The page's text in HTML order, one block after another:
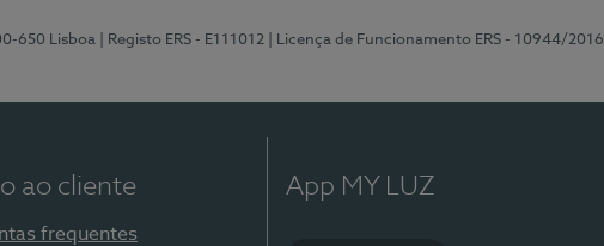
650 Lisboa | Registo ERS - E111012 | Licença de Funcionamento ERS - 10944/2016
ao cliente
frequentes
App MY LUZ